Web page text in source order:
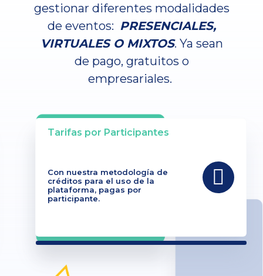
Tarifas por Participantes
Con nuestra metodología de
créditos para el uso de la
plataforma, pagas por
participante.
gestionar diferentes modalidades
de eventos: PRESENCIALES,
VIRTUALES O MIXTOS. Ya sean
de pago, gratuitos o
empresariales.